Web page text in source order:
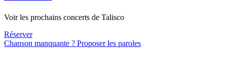
Voir les prochains concerts de Talisco
Réserver
Chanson manquante ? Proposer les paroles